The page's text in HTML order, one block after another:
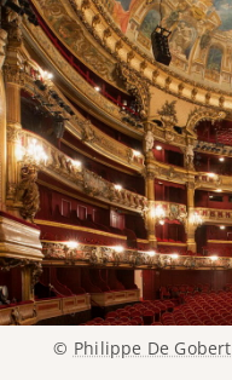
© Philippe De Gobert